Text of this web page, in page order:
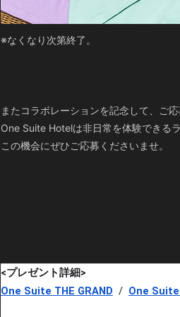
※なくなり次第終了。
またコラボレーションを記念して、ご
One Suite Hotelは非日常を体験できる
この機会にぜひご応募くださいませ。
<プレゼント詳細>
One Suite THE GRAND / One Suite